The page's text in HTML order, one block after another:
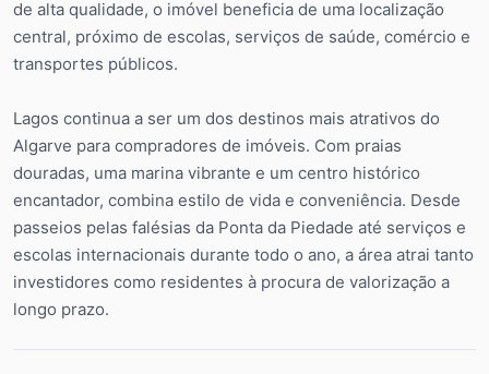
de alta qualidade, o imóvel beneficia de uma localização
central, próximo de escolas, serviços de saúde, comércio e
transportes públicos.
Lagos continua a ser um dos destinos mais atrativos do
Algarve para compradores de imóveis. Com praias
douradas, uma marina vibrante e um centro histórico
encantador, combina estilo de vida e conveniência. Desde
passeios pelas falésias da Ponta da Piedade até serviços e
escolas internacionais durante todo o ano, a área atrai tanto
investidores como residentes à procura de valorização a
longo prazo.